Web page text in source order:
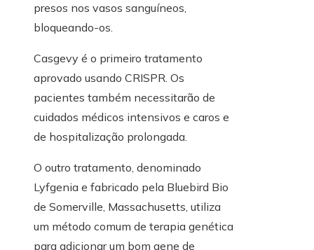
presos nos vasos sanguíneos,
bloqueando-os.
Casgevy é o primeiro tratamento
aprovado usando CRISPR. Os
pacientes também necessitarão de
cuidados médicos intensivos e caros e
de hospitalização prolongada.
O outro tratamento, denominado
Lyfgenia e fabricado pela Bluebird Bio
de Somerville, Massachusetts, utiliza
um método comum de terapia genética
para adicionar um bom gene de